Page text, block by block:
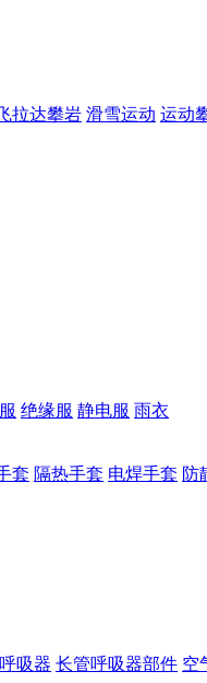
拉达攀岩 滑雪运动 运动
绝缘服 静电服 雨衣
套 隔热手套 电焊手套 防
吸器 长管呼吸器部件 空